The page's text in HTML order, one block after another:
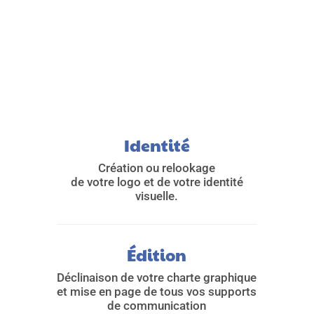
Identité
Création ou relookage
de votre logo et de votre identité
visuelle.
Édition
Déclinaison de votre charte graphique
et mise en page de tous vos supports
de communication